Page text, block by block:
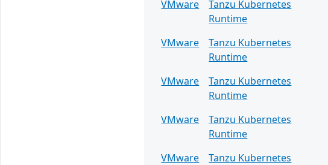
VMware
Tanzu Kubernetes
Runtime
VMware
Tanzu Kubernetes
Runtime
VMware
Tanzu Kubernetes
Runtime
VMware
Tanzu Kubernetes
Runtime
VMware
Tanzu Kubernetes